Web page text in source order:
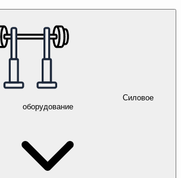
Силовое
оборудование